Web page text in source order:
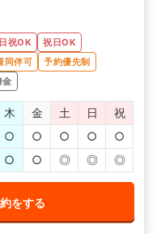
日祝OK
祝日OK
同伴可
予約優先制
金
木 金 土 日
祝
○ ○ ○ ○
○
○ ○ ◎ ◎ ◎
をする